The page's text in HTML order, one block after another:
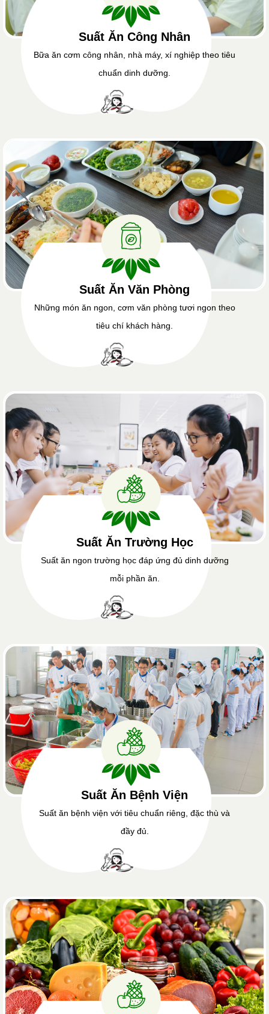
Suất Ăn Công Nhân
Bữa ăn cơm công nhân, nhà máy, xí nghiệp theo tiêu
chuẩn dinh dưỡng.
Suất Ăn Văn Phòng
Những món ăn ngon, cơm văn phòng tươi ngon theo
tiêu chí khách hàng.
Suất Ăn Trường Học
Suất ăn ngon trường học đáp ứng đủ dinh dưỡng
mỗi phần ăn.
Suất Ăn Bệnh Viện
Suất ăn bệnh viện với tiêu chuẩn riêng, đặc thù và
đầy đủ.